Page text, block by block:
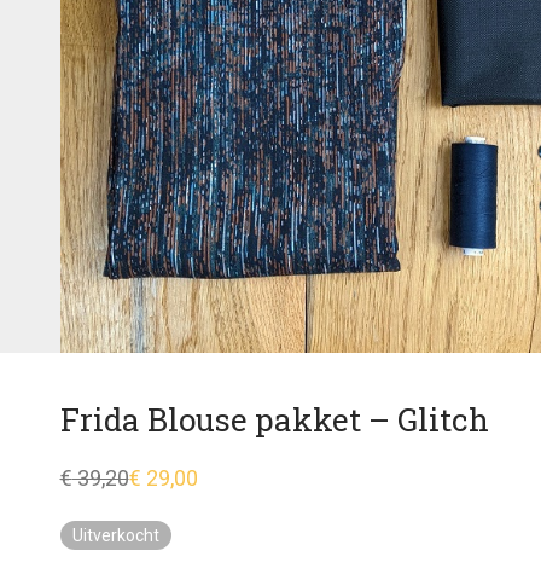
Frida Blouse pakket – Glitch
€39,20
Oorspronkelijke
was:
€ 39,20.
€ 29,00
Huidige
is:
€ 29,00.
Uitverkocht